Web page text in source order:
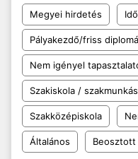
Megyei hirdetés
Pályakezdő/friss
Nem igényel
Szakiskola /
Szakközépiskola
Általános Beosztott